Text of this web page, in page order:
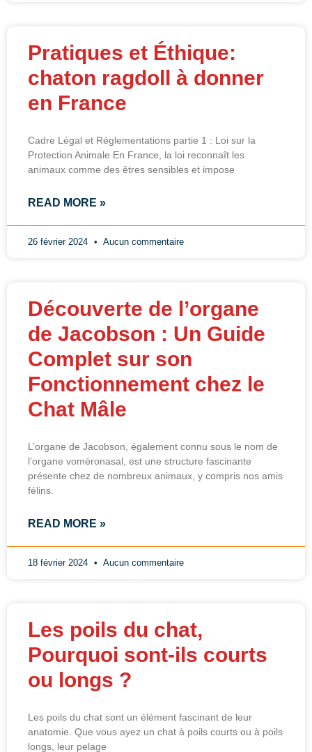
Pratiques et Éthique:
chaton ragdoll à donner
en France
Cadre Légal et Réglementations partie 1 : Loi sur la
Protection Animale En France, la loi reconnaît les
animaux comme des êtres sensibles et impose
READ MORE »
26 février 2024 Aucun commentaire
Découverte de l’organe
de Jacobson : Un Guide
Complet sur son
Fonctionnement chez le
Chat Mâle
L’organe de Jacobson, également connu sous le nom de
l’organe voméronasal, est une structure fascinante
présente chez de nombreux animaux, y compris nos amis
félins.
READ MORE »
18 février 2024 Aucun commentaire
Les poils du chat,
Pourquoi sont-ils courts
ou longs ?
Les poils du chat sont un élément fascinant de leur
anatomie. Que vous ayez un chat à poils courts ou à poils
longs, leur pelage